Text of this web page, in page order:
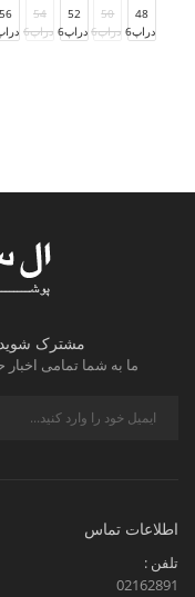
48
دراپ6
50
دراپ6
52
دراپ6
54
دراپ6
56
مشترک شوید
ما به شما تمامی اخبار
اطلاعات تماس
تلفن :
02162891